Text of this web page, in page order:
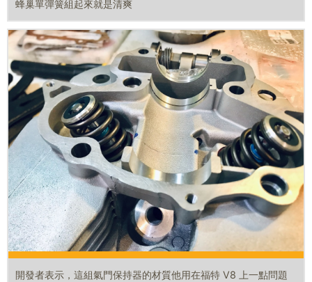
蜂巢單彈簧組起來就是清爽
開發者表示，這組氣門保持器的材質他用在福特 V8 上一點問題